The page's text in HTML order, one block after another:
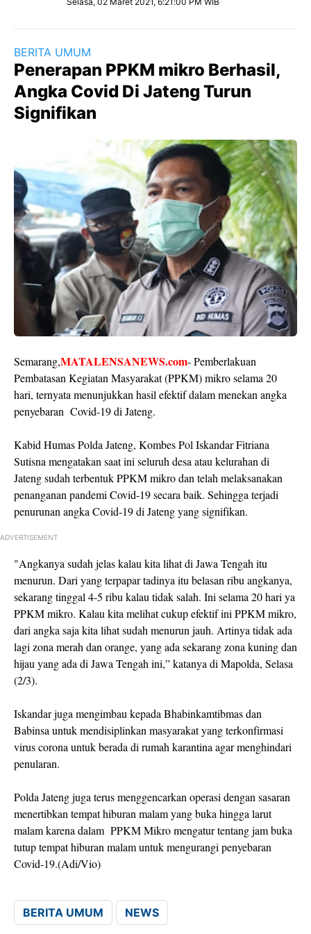
BERITA UMUM
Penerapan PPKM mikro Berhasil,
Angka Covid Di Jateng Turun
Signifikan
Semarang,MATALENSANEWS.com- Pemberlakuan
Pembatasan Kegiatan Masyarakat (PPKM) mikro selama 20
hari, ternyata menunjukkan hasil efektif dalam menekan angka
penyebaran Covid-19 di Jateng.
Kabid Humas Polda Jateng, Kombes Pol Iskandar Fitriana
Sutisna mengatakan saat ini seluruh desa atau kelurahan di
Jateng sudah terbentuk PPKM mikro dan telah melaksanakan
penanganan pandemi Covid-19 secara baik. Sehingga terjadi
penurunan angka Covid-19 di Jateng yang signifikan.
ADVERTISEMENT
"Angkanya sudah jelas kalau kita lihat di Jawa Tengah itu
menurun. Dari yang terpapar tadinya itu belasan ribu angkanya,
sekarang tinggal 4-5 ribu kalau tidak salah. Ini selama 20 hari ya
PPKM mikro. Kalau kita melihat cukup efektif ini PPKM mikro,
dari angka saja kita lihat sudah menurun jauh. Artinya tidak ada
lagi zona merah dan orange, yang ada sekarang zona kuning dan
hijau yang ada di Jawa Tengah ini,” katanya di Mapolda, Selasa
(2/3).
Iskandar juga mengimbau kepada Bhabinkamtibmas dan
Babinsa untuk mendisiplinkan masyarakat yang terkonfirmasi
virus corona untuk berada di rumah karantina agar menghindari
penularan.
Polda Jateng juga terus menggencarkan operasi dengan sasaran
menertibkan tempat hiburan malam yang buka hingga larut
malam karena dalam PPKM Mikro mengatur tentang jam buka
tutup tempat hiburan malam untuk mengurangi penyebaran
Covid-19.(Adi/Vio)
BERITA UMUM NEWS